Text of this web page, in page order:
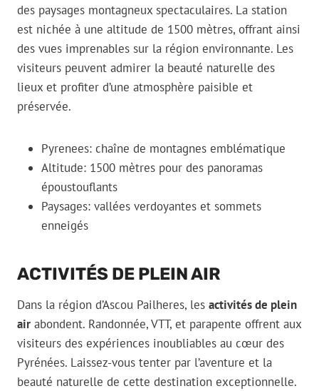
des paysages montagneux spectaculaires. La station
est nichée à une altitude de 1500 mètres, offrant ainsi
des vues imprenables sur la région environnante. Les
visiteurs peuvent admirer la beauté naturelle des
lieux et profiter d’une atmosphère paisible et
préservée.
Pyrenees: chaîne de montagnes emblématique
Altitude: 1500 mètres pour des panoramas
époustouflants
Paysages: vallées verdoyantes et sommets
enneigés
ACTIVITÉS DE PLEIN AIR
Dans la région d’Ascou Pailheres, les activités de plein
air abondent. Randonnée, VTT, et parapente offrent aux
visiteurs des expériences inoubliables au cœur des
Pyrénées. Laissez-vous tenter par l’aventure et la
beauté naturelle de cette destination exceptionnelle.